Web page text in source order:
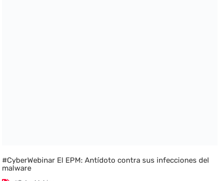
#CyberWebinar El EPM: Antídoto contra sus infecciones del
malware